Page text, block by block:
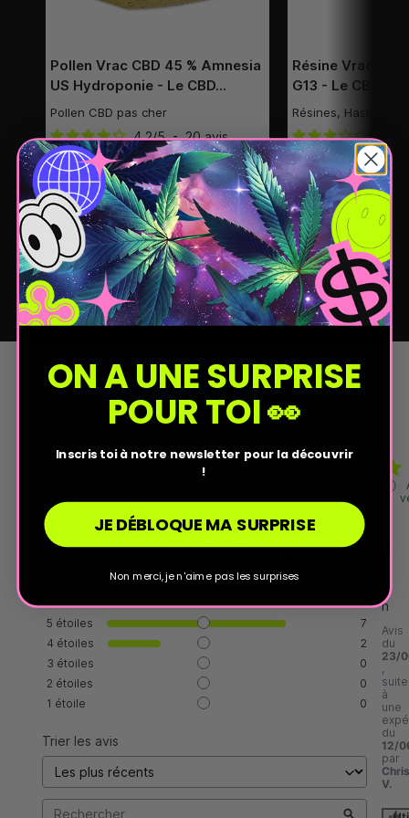
Pollen Vrac CBD 45 % Amnesia
US Hydroponie - Le CBD…
Pollen CBD pas cher
4.2/5- 20avis
Ajouter 4,00 € 5,00 €
Jusqu'à -60% en quantité
Résine Vrac
G13 - Le CBD
Résines, Hash,
3.3
Ajouter
Jusqu'à -
Les avis client
Questions(0)
4.8
contrôle
5 étoiles
7
4 étoiles
2
3 étoiles
0
2 étoiles
0
1 étoile 0
Trier les avis
o
n
Avis
du
23/
,
suite
à
une
du
12/
par
V.
ON A UNE SURPRISE
POUR TOI 👀
Inscris toi à notre newsletter pour la découvrir
!
JE DÉBLOQUE MA SURPRISE
Non merci, je n'aime pas les surprises